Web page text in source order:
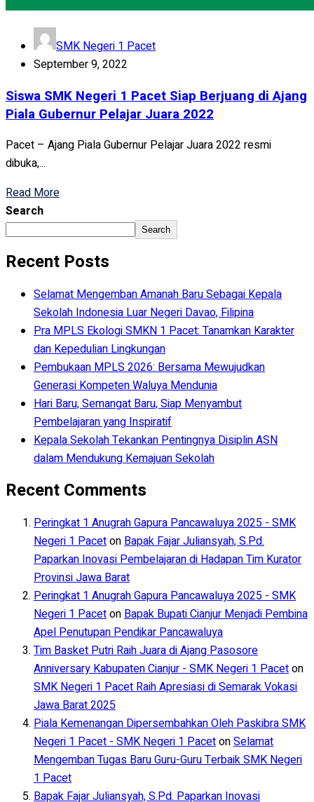
SMK Negeri 1 Pacet
September 9, 2022
Siswa SMK Negeri 1 Pacet Siap Berjuang di Ajang
Piala Gubernur Pelajar Juara 2022
Pacet – Ajang Piala Gubernur Pelajar Juara 2022 resmi
dibuka,...
Read More
Search
Search
Recent Posts
Selamat Mengemban Amanah Baru Sebagai Kepala
Sekolah Indonesia Luar Negeri Davao, Filipina
Pra MPLS Ekologi SMKN 1 Pacet: Tanamkan Karakter
dan Kepedulian Lingkungan
Pembukaan MPLS 2026: Bersama Mewujudkan
Generasi Kompeten Waluya Mendunia
Hari Baru, Semangat Baru, Siap Menyambut
Pembelajaran yang Inspiratif
Kepala Sekolah Tekankan Pentingnya Disiplin ASN
dalam Mendukung Kemajuan Sekolah
Recent Comments
Peringkat 1 Anugrah Gapura Pancawaluya 2025 - SMK
Negeri 1 PacetonBapak Fajar Juliansyah, S.Pd.
Paparkan Inovasi Pembelajaran di Hadapan Tim Kurator
Provinsi Jawa Barat
Peringkat 1 Anugrah Gapura Pancawaluya 2025 - SMK
Negeri 1 PacetonBapak Bupati Cianjur Menjadi Pembina
Apel Penutupan Pendikar Pancawaluya
Tim Basket Putri Raih Juara di Ajang Pasosore
Anniversary Kabupaten Cianjur - SMK Negeri 1 Paceton
SMK Negeri 1 Pacet Raih Apresiasi di Semarak Vokasi
Jawa Barat 2025
Piala Kemenangan Dipersembahkan Oleh Paskibra SMK
Negeri 1 Pacet - SMK Negeri 1 PacetonSelamat
Mengemban Tugas Baru Guru-Guru Terbaik SMK Negeri
1 Pacet
Bapak Fajar Juliansyah, S.Pd. Paparkan Inovasi